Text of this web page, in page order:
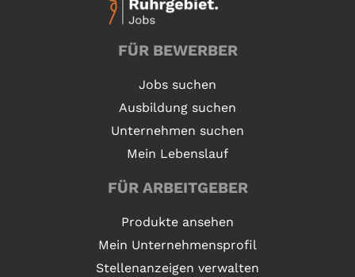
FÜR BEWERBER
Jobs suchen
Ausbildung suchen
Unternehmen suchen
Mein Lebenslauf
FÜR ARBEITGEBER
Produkte ansehen
Mein Unternehmensprofil
Stellenanzeigen verwalten